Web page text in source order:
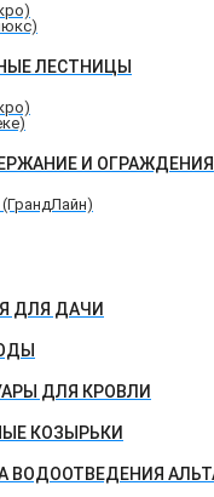
ЛЕСТНИЦЫ
И ОГРАЖДЕНИЯ
ДЛЯ ДАЧИ
ДЛЯ КРОВЛИ
КОЗЫРЬКИ
ВОДООТВЕДЕНИЯ